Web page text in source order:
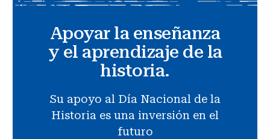
Apoyar la enseñanza
y el aprendizaje de la
historia.
Su apoyo al Día Nacional de la
Historia es una inversión en el
futuro